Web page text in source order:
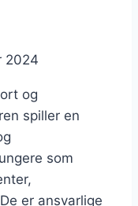
2024
og
spiller en
som
er ansvarlige